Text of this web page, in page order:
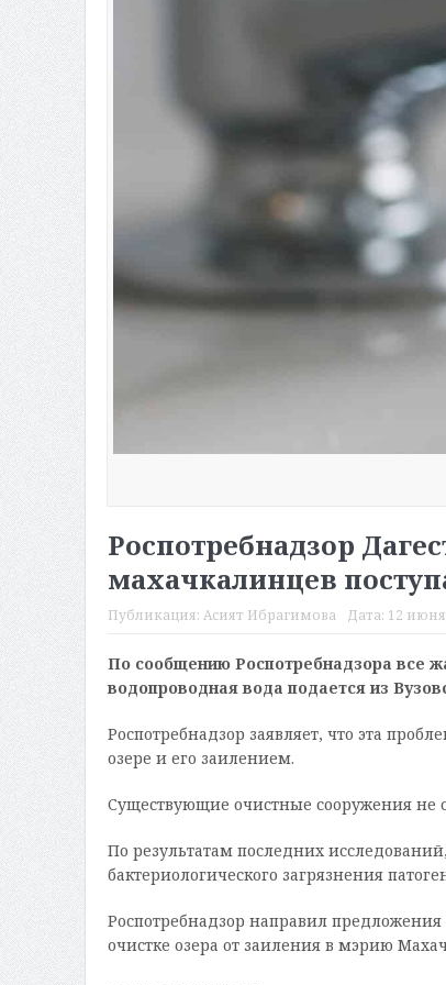
Роспотребнадзор
махачкалинцев
Публикация: Асият Ибрагимова Дата: 12
По сообщению Роспотребнадзора все
водопроводная вода подается из
Роспотребнадзор заявляет, что эта
озере и его заилением.
Существующие очистные сооружения не
По результатам последних
бактериологического загрязнения
Роспотребнадзор направил
очистке озера от заиления в мэрию